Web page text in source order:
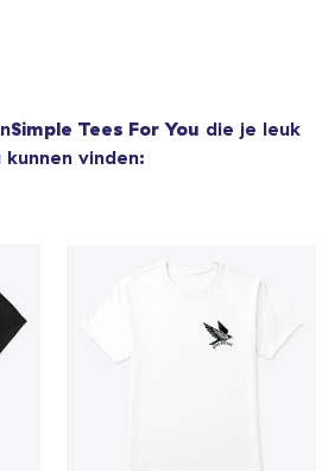
Simple Tees For You die je leuk
kunnen vinden: